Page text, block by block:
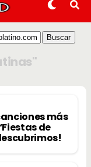
más
de